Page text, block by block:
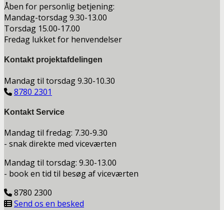
Åben for personlig betjening:
Mandag-torsdag 9.30-13.00
Torsdag 15.00-17.00
Fredag lukket for henvendelser
Kontakt projektafdelingen
Mandag til torsdag 9.30-10.30
8780 2301
Kontakt Service
Mandag til fredag: 7.30-9.30
- snak direkte med viceværten
Mandag til torsdag: 9.30-13.00
- book en tid til besøg af viceværten
8780 2300
Send os en besked